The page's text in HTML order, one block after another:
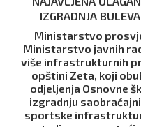
IZGRADNJA
Ministarstvo
Ministarstvo javnih
više infrastrukturnih
opštini Zeta, koji
odjeljenja Osnovne
izgradnju
sportske